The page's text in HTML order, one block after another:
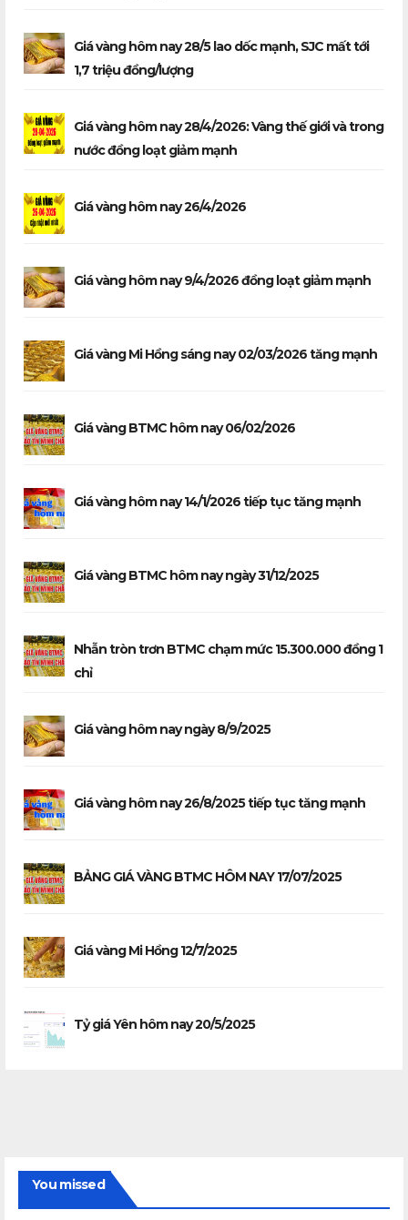
Giá vàng hôm nay 28/5 lao dốc mạnh, SJC mất tới
1,7 triệu đồng/lượng
Giá vàng hôm nay 28/4/2026: Vàng thế giới và trong
nước đồng loạt giảm mạnh
Giá vàng hôm nay 26/4/2026
Giá vàng hôm nay 9/4/2026 đồng loạt giảm mạnh
Giá vàng Mi Hồng sáng nay 02/03/2026 tăng mạnh
Giá vàng BTMC hôm nay 06/02/2026
Giá vàng hôm nay 14/1/2026 tiếp tục tăng mạnh
Giá vàng BTMC hôm nay ngày 31/12/2025
Nhẫn tròn trơn BTMC chạm mức 15.300.000 đồng 1
chỉ
Giá vàng hôm nay ngày 8/9/2025
Giá vàng hôm nay 26/8/2025 tiếp tục tăng mạnh
BẢNG GIÁ VÀNG BTMC HÔM NAY 17/07/2025
Giá vàng Mi Hồng 12/7/2025
Tỷ giá Yên hôm nay 20/5/2025
You missed